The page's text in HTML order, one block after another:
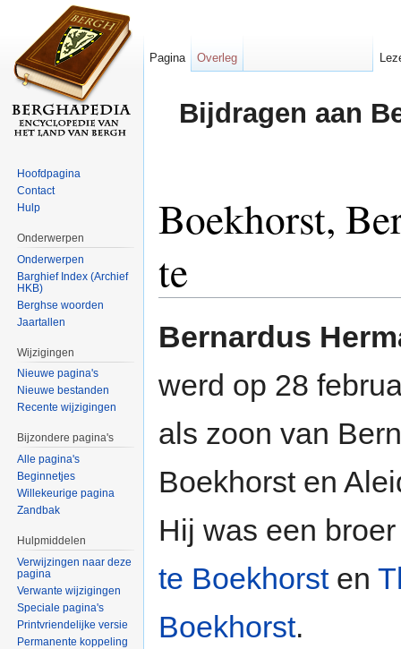
Bijdragen aan
Boekhorst,
te
Bernardus
werd op 28
als zoon van
Boekhorst en
Hij was een
te Boekhorsten
Boekhorst.
Pagina Overleg
Hoofdpagina
Contact
Hulp
Onderwerpen
Onderwerpen
Barghief Index (Archief
HKB)
Berghse woorden
Jaartallen
Wijzigingen
Nieuwe pagina's
Nieuwe bestanden
Recente wijzigingen
Bijzondere pagina's
Alle pagina's
Beginnetjes
Willekeurige pagina
Zandbak
Hulpmiddelen
Verwijzingen naar deze
pagina
Verwante wijzigingen
Speciale pagina's
Printvriendelijke versie
Permanente koppeling